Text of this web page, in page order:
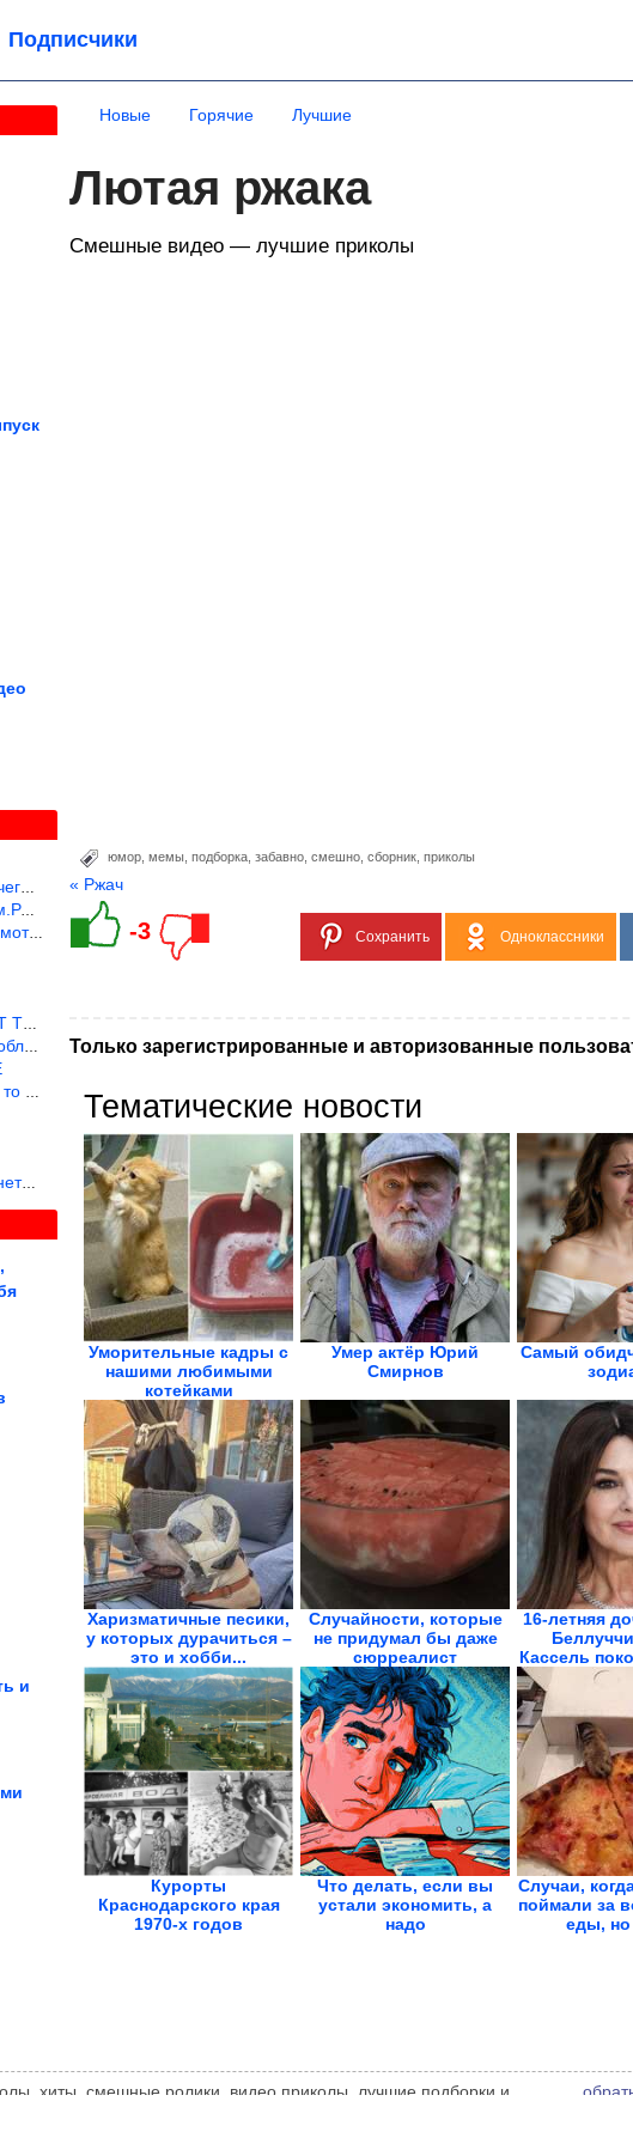
Подписчики
к
мин
и
Новые Горячие Лучшие
Лютая ржака
Смешные видео — лучшие приколы
юмор мемы подборка забавно смешно сборник приколы
« Ржач
-3 Сохранить Одноклассники
Только зарегистрированные и авторизованные
Тематические новости
Уморительные кадры с
нашими любимыми
котейками
Умер актёр Юрий
Смирнов
Самый
Харизматичные песики,
у которых дурачиться –
это и хобби...
Случайности, которые
не придумал бы даже
сюрреалист
16-летняя
Кассель
Курорты
Краснодарского края
1970-х годов
Что делать, если вы
устали экономить, а
надо
Случаи,
поймали за
еды, но
хиты, смешные ролики, видео приколы, лучшие подборки и